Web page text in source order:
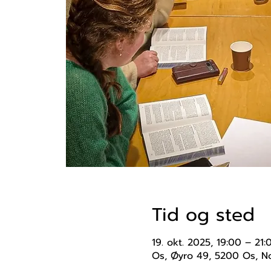
Tid og sted
19. okt. 2025, 19:00 –
Os, Øyro 49, 5200 Os,